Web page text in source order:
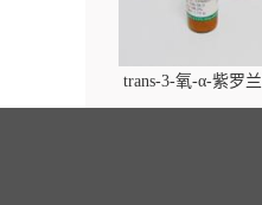
trans-3-氧-α-紫罗
alpha-ionol对照品,